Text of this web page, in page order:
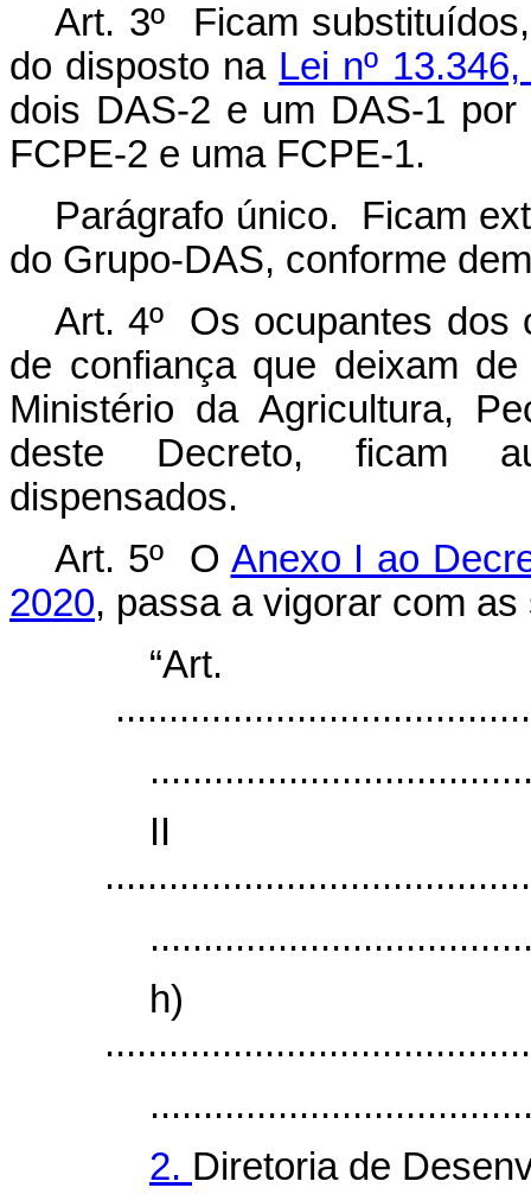
Art. 3º Ficam
do disposto na Lei nº
dois DAS-2 e um DAS-1
FCPE-2 e uma FCPE-1.
Parágrafo único. Ficam
do Grupo-DAS, conforme
Art. 4º Os ocupantes dos
de confiança que deixam
Ministério da Agricultura,
deste Decreto, ficam
dispensados.
Art. 5º O Anexo I ao
2020, passa a vigorar com
h)
2. Diretoria de